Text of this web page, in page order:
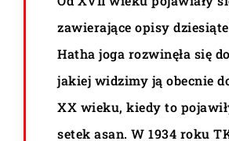
zawierające opisy
Hatha joga rozwinęła się
jakiej widzimy ją obecnie
XX wieku, kiedy to
setek asan. W 1934 roku